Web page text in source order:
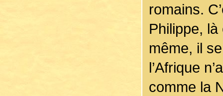
romains.
Philippe,
même, il
l’Afrique
comme la